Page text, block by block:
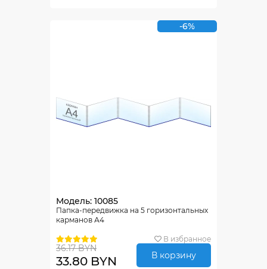
-6%
Модель: 10085
Папка-передвижка на 5 горизонтальных
карманов А4
В избранное
36.17 BYN
33.80 BYN В корзину